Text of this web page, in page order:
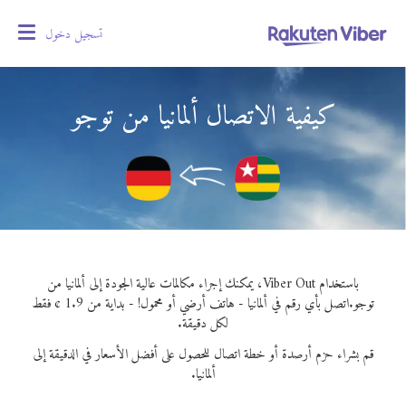
تسجيل دخول
كيفية الاتصال ألمانيا من توجو
باستخدام Viber Out، يمكنك إجراء مكالمات عالية الجودة إلى ألمانيا من
توجو.
اتصل بأي رقم في ألمانيا - هاتف أرضي أو محمول! - بداية من 1.9 ¢ فقط
لكل دقيقة.
قم بشراء حزم أرصدة أو خطة اتصال للحصول على أفضل الأسعار في الدقيقة إلى
ألمانيا.